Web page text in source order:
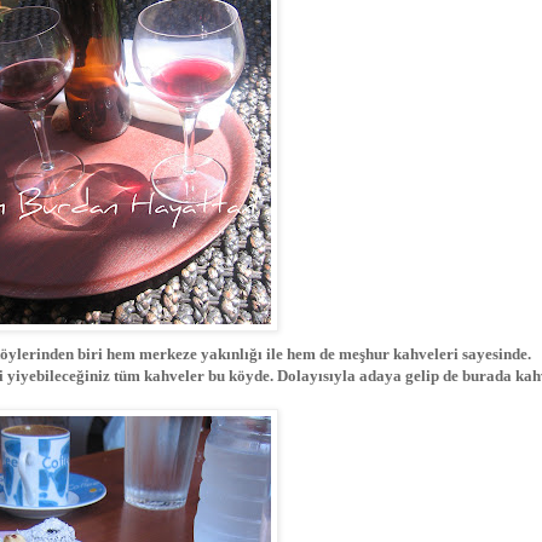
biri hem merkeze yakınlığı ile hem de meşhur kahveleri sayesinde.
tüm kahveler bu köyde. Dolayısıyla adaya gelip de burada